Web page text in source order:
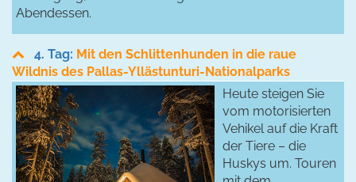
Abendessen.
4. Tag: Mit den Schlittenhunden in die raue
Wildnis des Pallas-Yllästunturi-Nationalparks
Heute steigen Sie
vom motorisierten
Vehikel auf die Kraft
der Tiere – die
Huskys um. Touren